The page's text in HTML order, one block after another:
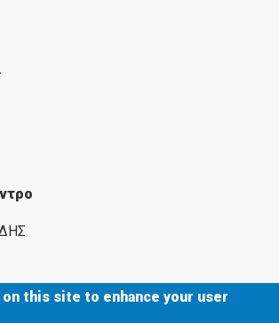
this site to enhance your user